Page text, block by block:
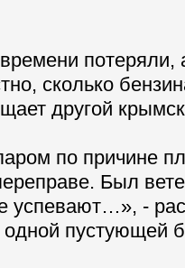
сколько
другой
по причине
Был
успевают…», -
одной пустующей